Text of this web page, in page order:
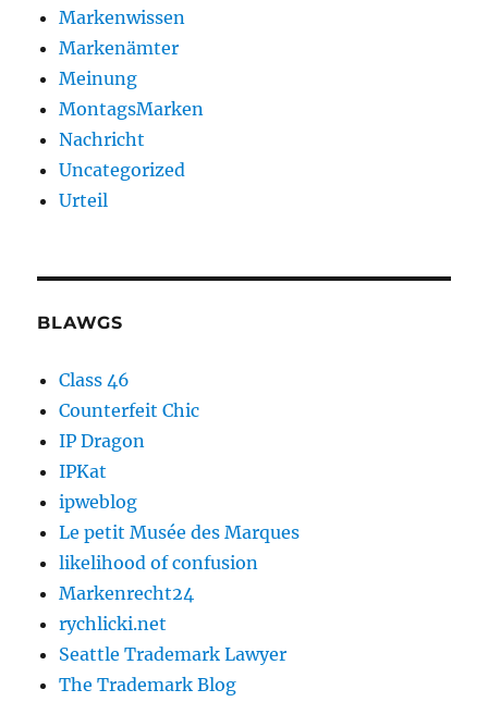
Markenwissen
Markenämter
Meinung
MontagsMarken
Nachricht
Uncategorized
Urteil
BLAWGS
Class 46
Counterfeit Chic
IP Dragon
IPKat
ipweblog
Le petit Musée des Marques
likelihood of confusion
Markenrecht24
rychlicki.net
Seattle Trademark Lawyer
The Trademark Blog